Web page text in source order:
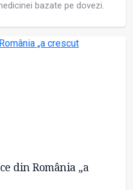
bazate pe dovezi.
din România „a